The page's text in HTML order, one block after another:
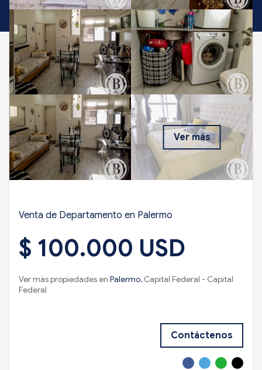
Ver más
Venta de Departamento en Palermo
$ 100.000 USD
Ver más propiedades en Palermo, Capital Federal - Capital
Federal
Contáctenos